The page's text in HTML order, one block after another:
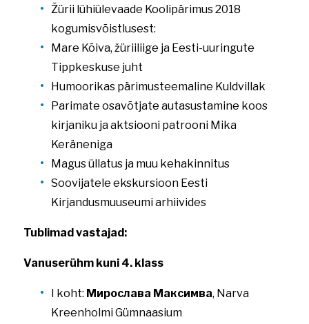
Žürii lühiülevaade Koolipärimus 2018
kogumisvõistlusest:
Mare Kõiva, žüriiliige ja Eesti-uuringute
Tippkeskuse juht
Humoorikas pärimusteemaline Kuldvillak
Parimate osavõtjate autasustamine koos
kirjaniku ja aktsiooni patrooni Mika
Keräneniga
Magus üllatus ja muu kehakinnitus
Soovijatele ekskursioon Eesti
Kirjandusmuuseumi arhiivides
Tublimad vastajad:
Vanuserühm kuni 4. klass
I koht: Мирослава Максимва, Narva
Kreenholmi Gümnaasium